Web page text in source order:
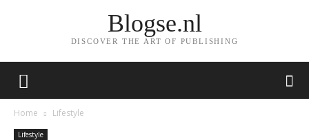
Blogse.nl
DISCOVER THE ART OF PUBLISHING
Home Lifestyle
Lifestyle